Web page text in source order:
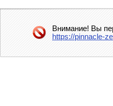
Внимание! Вы
https://pinnacle-